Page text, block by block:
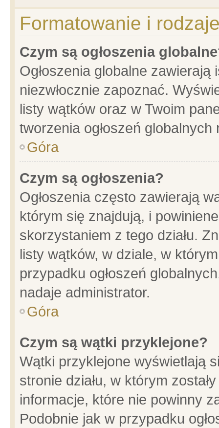
Formatowanie i
Czym są ogłoszenia
Ogłoszenia globalne
niezwłocznie zapoznać.
listy wątków oraz w Twoim
tworzenia ogłoszeń
Góra
Czym są ogłoszenia?
Ogłoszenia często zawierają
którym się znajdują, i
skorzystaniem z tego działu.
listy wątków, w dziale, w
przypadku ogłoszeń
nadaje administrator.
Góra
Czym są wątki przyklejone?
Wątki przyklejone wyświetlają
stronie działu, w którym
informacje, które nie powinny
Podobnie jak w przypadku